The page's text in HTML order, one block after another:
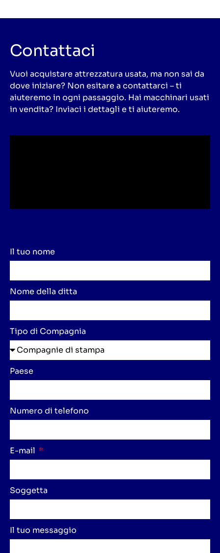
Contattaci
Vuoi acquistare attrezzatura usata, ma non sai da
dove iniziare? Non esitare a contattarci – ti
aiuteremo in ogni passaggio. Hai macchinari usati
in vendita? Inviaci i dettagli e ti aiuteremo.
Il tuo nome
Nome della ditta
Tipo di Compagnia
Paese
Numero di telefono
E-mail
Soggetta
Il tuo messaggio